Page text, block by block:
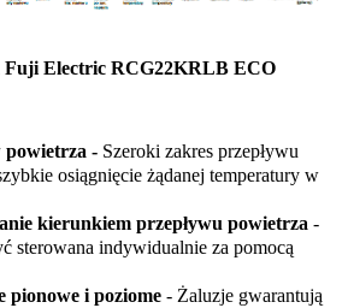
Fuji Electric RCG22KRLB ECO
powietrza - Szeroki zakres przepływu
osiągnięcie żądanej temperatury w
kierunkiem przepływu powietrza -
sterowana indywidualnie za pomocą
pionowe i poziome - Żaluzje gwarantują